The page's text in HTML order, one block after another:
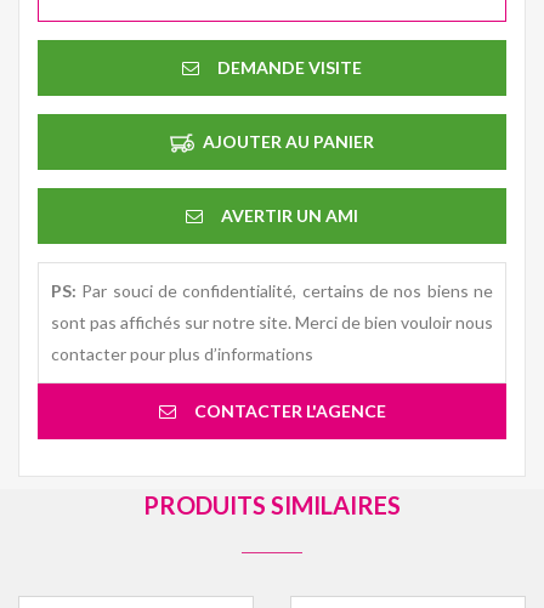
DEMANDE VISITE
AJOUTER AU PANIER
AVERTIR UN AMI
PS: Par souci de confidentialité, certains de nos biens ne
sont pas affichés sur notre site. Merci de bien vouloir nous
contacter pour plus d’informations
CONTACTER L'AGENCE
PRODUITS SIMILAIRES